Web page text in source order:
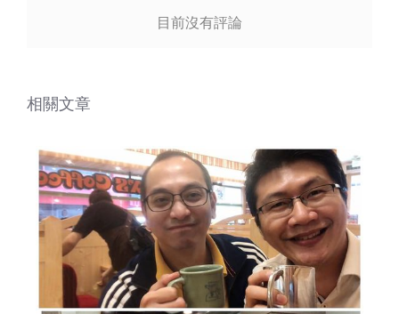
目前沒有評論
相關文章